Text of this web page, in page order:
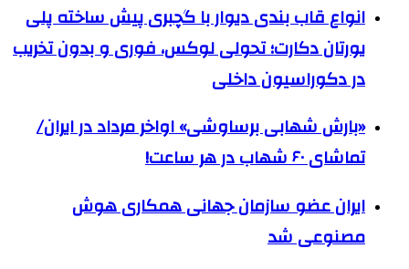
انواع قاب بندی دیوار با گچبری پیش ساخته پلی
یورتان دکارت؛ تحولی لوکس، فوری و بدون تخریب
در دکوراسیون داخلی
«بارش شهابی برساوشی» اواخر مرداد در ایران/
تماشای ۶۰ شهاب در هر ساعت!
ایران عضو سازمان جهانی همکاری هوش
مصنوعی شد